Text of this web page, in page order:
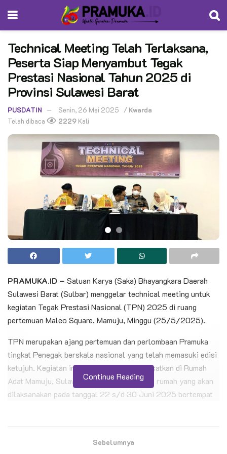
Technical Meeting Telah Terlaksana,
Peserta Siap Menyambut Tegak
Prestasi Nasional Tahun 2025 di
Provinsi Sulawesi Barat
PUSDATIN Senin, 26 Mei 2025 / Kwarda
Telah dibaca
2229 Kali
PRAMUKA.ID – Satuan Karya (Saka) Bhayangkara Daerah
Sulawesi Barat (Sulbar) menggelar technical meeting untuk
kegiatan Tegak Prestasi Nasional (TPN) 2025 di ruang
pertemuan Maleo Square, Mamuju, Minggu (25/5/2025).
TPN merupakan ajang pertemuan dan perlombaan Pramuka
tingkat Penegak berskala nasional yang telah memasuki edisi
ketujuh. Kegiatan ini rencananya akan dipusatkan di Rumah
Adat Mamuju, Sulawesi Barat, sebagai tuan rumah yang akan
dilaksanakan pada tanggal 22 s/d 30 Juni 2025 bertempat
Continue Reading
Sebelumnya